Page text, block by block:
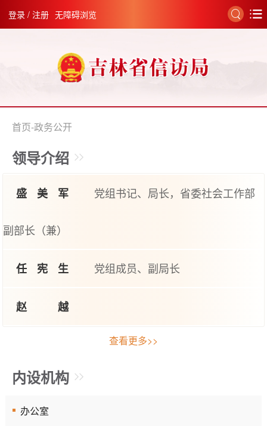
登录/ 注册 无障碍浏览
首页-政务公开
领导介绍
盛美军 党组书记、局长，省委社会工作部
副部长（兼）
任宪生 党组成员、副局长
赵越
查看更多>>
内设机构
办公室